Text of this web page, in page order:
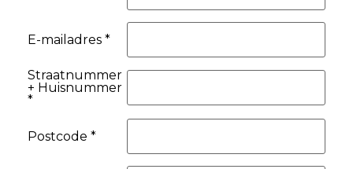
E-mailadres *
Straatnummer
+ Huisnummer
*
Postcode *